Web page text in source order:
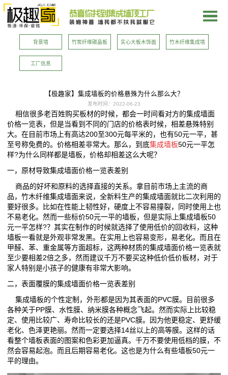
新闻资讯
NEWS INFORMATION
背景墙 竹炭纤维碳晶板 实心大板木饰面 竹木纤维集成墙
工厂信息
【极趣家】集成墙板的价格悬殊为什么那么大？
发布时间： 2022-06-23
相信很多老百姓购买板材的时候，都会一时间看对方的集成墙面
价格一览表，但是当看到不同的门店的价格表时候，相差悬殊特别
大。在目前市场上有高达200至300元每平米的，也有50元一平，甚
至号称免费的。价格相差非常大。那么，到底集成墙板50元一平怎
样?为什么同样都是墙板，价格却相差这么大呢？
一，原材导致集成墙面价格一览表差别
商品的好坏和原料的选择直接的关系。拿目前市场上主流的商
品，竹木纤维集成墙面来说，全新料生产的集成墙面就比二次利用的
要好很多。比如在性能上韧性好，硬度上不容易撞裂，同时使用上也
不易老化。然而一些标价50元一平的墙板，但是实际上集成墙板50
元一平怎样?？其实在制作的时候就选择了使用低价的回收料，这种
墙板一看就是外观非常发黑。在实用上也容易变形，易老化。而且在
甲醛、苯、重金属等方面超标，这两种材质的集成墙面价格一览表就
至少要相差2倍之多，然而建议千万不要买这种低价低价板材，对于
家人特别是小孩子的健康有非常大影响。
二，表面覆膜的集成墙面价格一览表差别
集成墙板的个性定制，外形都是因为其表面的PVC膜。目前很多
各种关于PP膜、水性膜、纳米膜各种概念飞起。然而实际上比较稳
定、使用比较广、寿命比较长的还是PVC膜。因为他更稳定、更舒缓
老化、色泽更艳丽。然而一定要选择14丝以上的高等膜。这样的话
看整个墙板表面的图案和色彩更加逼真。千万不要使用低档的膜，不
然会容易起泡。而且后期容易老化。这也是为什么有些墙板50元一
平的理由。